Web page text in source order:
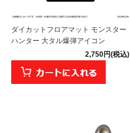
ダイカットフロアマット モンスター
ハンター 大タル爆弾アイコン
2,750円(税込)